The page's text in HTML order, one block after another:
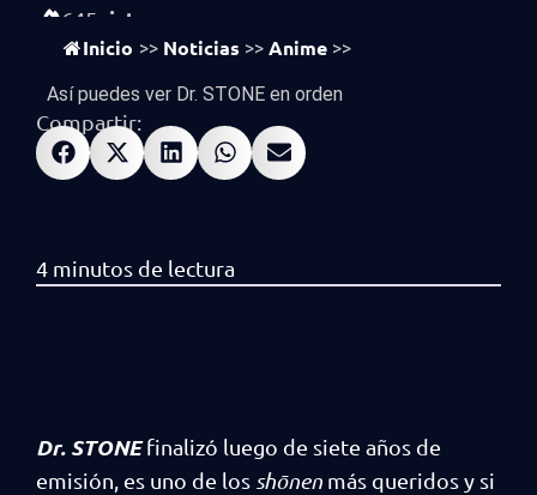
645 vistas
Inicio >> Noticias >> Anime >>
Así puedes ver Dr. STONE en orden
Compartir:
Dr. STONEfinalizó luego de siete años de
emisión, es uno de los shōnen más queridos y si